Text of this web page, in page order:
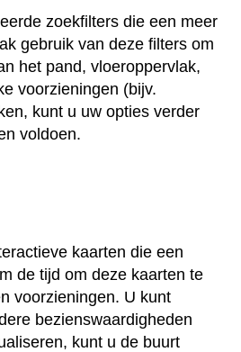
zoekfilters die een meer
gebruik van deze filters om
het pand, vloeroppervlak,
voorzieningen (bijv.
kunt u uw opties verder
voldoen.
kaarten die een
de tijd om deze kaarten te
voorzieningen. U kunt
bezienswaardigheden
kunt u de buurt